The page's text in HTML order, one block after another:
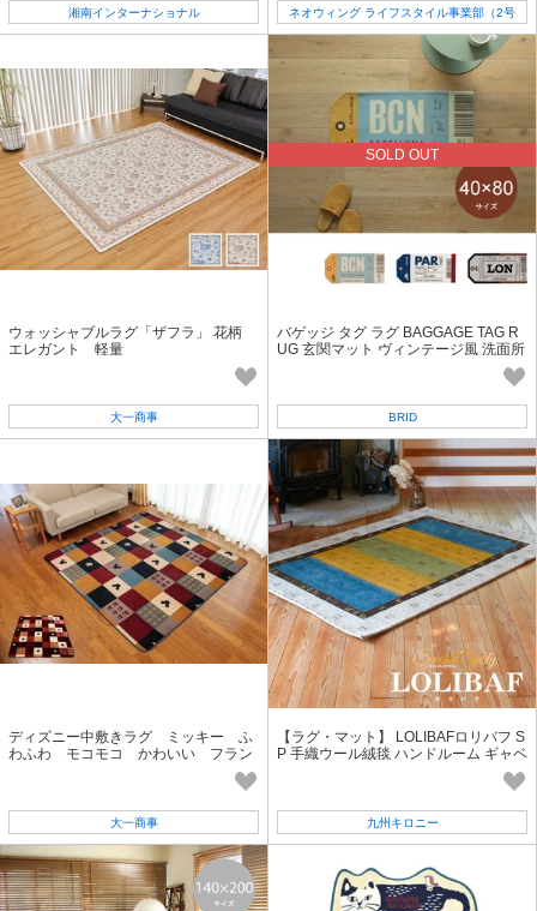
湘南インターナショナル
ネオウィング ライフスタイル事業部（2号
店）
ウォッシャブルラグ「ザフラ」 花柄
エレガント 軽量
大一商事
SOLD OUT
バゲッジ タグ ラグ BAGGAGE TAG R
UG 玄関マット ヴィンテージ風 洗面所
BRID
ディズニー中敷きラグ ミッキー ふ
わふわ モコモコ かわいい フラン
大一商事
【ラグ・マット】 LOLIBAFロリバフ S
P 手織ウール絨毯 ハンドルーム ギャベ
九州キロニー